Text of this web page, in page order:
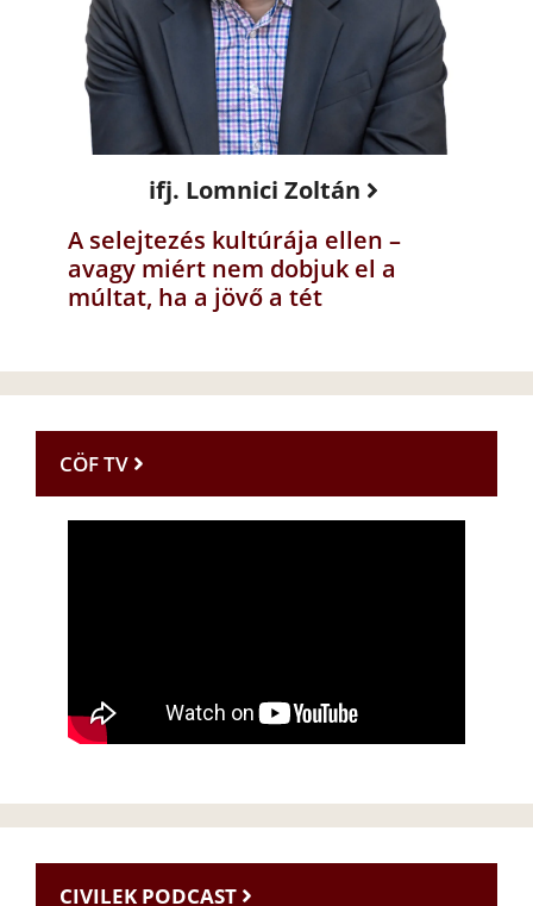
ifj. Lomnici Zoltán
A selejtezés kultúrája ellen –
avagy miért nem dobjuk el a
múltat, ha a jövő a tét
CÖF TV
CIVILEK PODCAST